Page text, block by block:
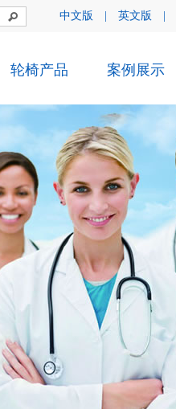
中文版 英文版
轮椅产品 案例展示